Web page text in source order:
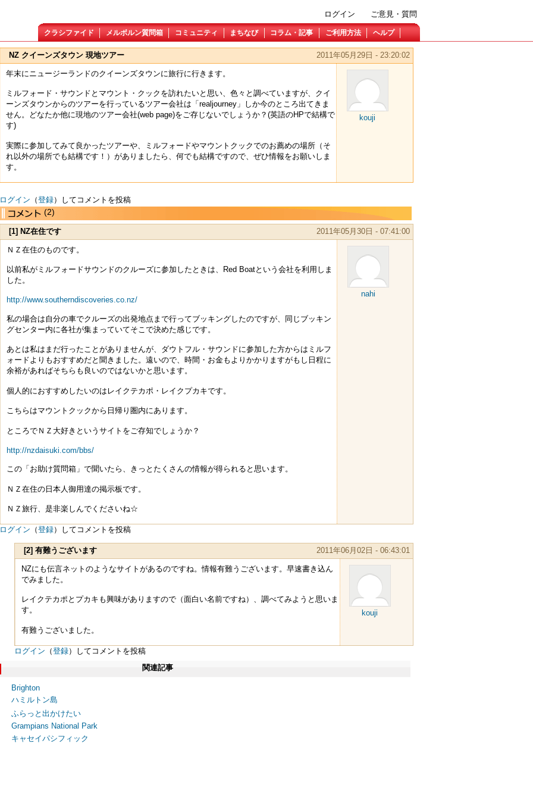
ご意見・質問
ログイン
クラシファイド メルボルン質問箱 コミュニティ まちなび コラム・記事 ご利用方法 ヘルプ
NZ クイーンズタウン 現地ツアー 2011年05月29日 - 23:20:02
年末にニュージーランドのクイーンズタウンに旅行に行きます。
ミルフォード・サウンドとマウント・クックを訪れたいと思い、色々と調べていますが、クイ
ーンズタウンからのツアーを行っているツアー会社は「realjourney」しか今のところ出てきま
せん。どなたか他に現地のツアー会社(web page)をご存じないでしょうか？(英語のHPで結構で
す)
実際に参加してみて良かったツアーや、ミルフォードやマウントクックでのお薦めの場所（そ
れ以外の場所でも結構です！）がありましたら、何でも結構ですので、ぜひ情報をお願いしま
す。
kouji
ログイン （登録）してコメントを投稿
(2)
[1] NZ在住です 2011年05月30日 - 07:41:00
ＮＺ在住のものです。
以前私がミルフォードサウンドのクルーズに参加したときは、Red Boatという会社を利用しま
した。
http://www.southerndiscoveries.co.nz/
私の場合は自分の車でクルーズの出発地点まで行ってブッキングしたのですが、同じブッキン
グセンター内に各社が集まっていてそこで決めた感じです。
あとは私はまだ行ったことがありませんが、ダウトフル・サウンドに参加した方からはミルフ
ォードよりもおすすめだと聞きました。遠いので、時間・お金もよりかかりますがもし日程に
余裕があればそちらも良いのではないかと思います。
個人的におすすめしたいのはレイクテカポ・レイクプカキです。
こちらはマウントクックから日帰り圏内にあります。
ところでＮＺ大好きというサイトをご存知でしょうか？
http://nzdaisuki.com/bbs/
この「お助け質問箱」で聞いたら、きっとたくさんの情報が得られると思います。
ＮＺ在住の日本人御用達の掲示板です。
ＮＺ旅行、是非楽しんでくださいね☆
nahi
ログイン （登録）してコメントを投稿
[2] 有難うございます 2011年06月02日 - 06:43:01
NZにも伝言ネットのようなサイトがあるのですね。情報有難うございます。早速書き込ん
でみました。
レイクテカポとプカキも興味がありますので（面白い名前ですね）、調べてみようと思いま
す。
有難うございました。
kouji
ログイン （登録）してコメントを投稿
関連記事
Brighton
ハミルトン島
ふらっと出かけたい
Grampians National Park
キャセイパシフィック